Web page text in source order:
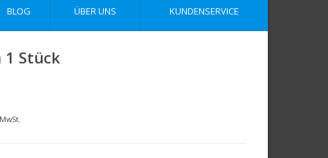
BLOG ÜBER UNS KUNDENSERVICE
1 Stück